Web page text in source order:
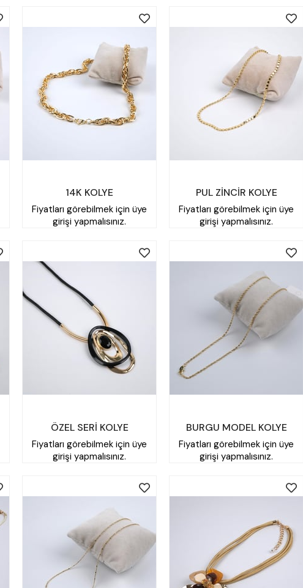
14K KOLYE
Fiyatları görebilmek için üye
girişi yapmalısınız.
PUL ZİNCİR KOLYE
Fiyatları görebilmek için üye
girişi yapmalısınız.
ÖZEL SERİ KOLYE
Fiyatları görebilmek için üye
girişi yapmalısınız.
BURGU MODEL KOLYE
Fiyatları görebilmek için üye
girişi yapmalısınız.